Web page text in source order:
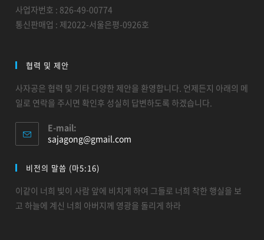
사업자번호 : 826-49-00774
통신판매업 : 제2022-서울은평-0926호
협력 및 제안
사자공은 협력 및 기타 다양한 제안을 환영합니다. 언제든지 아래의 메
일로 연락을 주시면 확인후 성실히 답변하도록 하겠습니다.
E-mail:
sajagong@gmail.com
비전의 말씀 (마5:16)
이같이 너희 빛이 사람 앞에 비치게 하여 그들로 너희 착한 행실을 보
고 하늘에 계신 너희 아버지께 영광을 돌리게 하라